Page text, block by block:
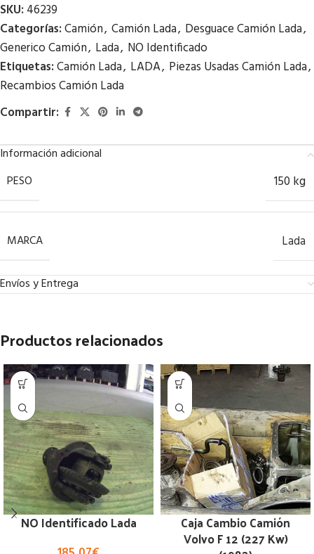
SKU: 46239
Categorías:Camión, Camión Lada, Desguace Camión Lada,
Generico Camión, Lada, NO Identificado
Etiquetas:Camión Lada, LADA, Piezas Usadas Camión Lada,
Recambios Camión Lada
Compartir:
Información adicional
PESO
150 kg
MARCA Lada
Envíos y Entrega
Productos relacionados
NO Identificado Lada Caja Cambio Camión
Volvo F 12 (227 Kw)